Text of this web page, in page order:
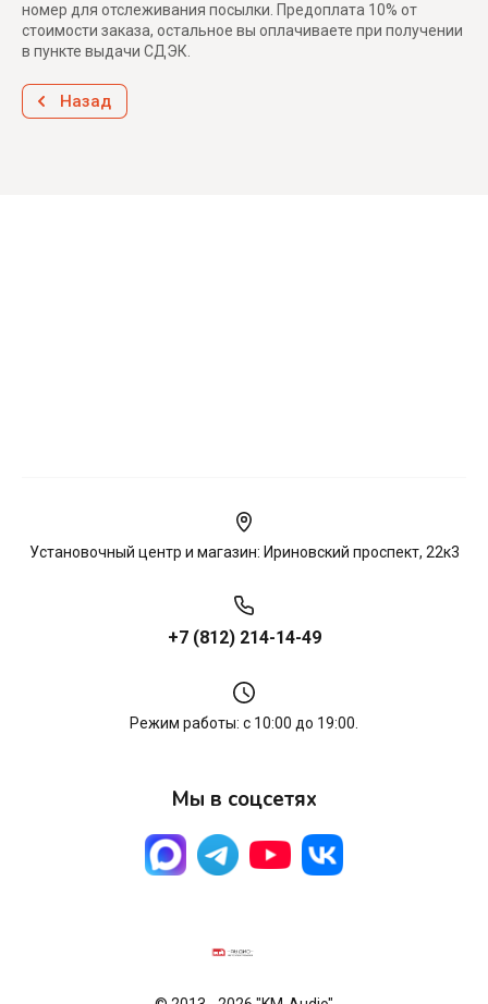
номер для отслеживания посылки. Предоплата 10% от
стоимости заказа, остальное вы оплачиваете при получении
в пункте выдачи СДЭК.
Назад
Установочный центр и магазин: Ириновский проспект, 22к3
+7 (812) 214-14-49
Режим работы: с 10:00 до 19:00.
Мы в соцсетях